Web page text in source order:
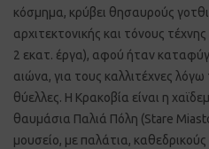
κόσμημα, κρύβει θησαυρούς
αρχιτεκτονικής και τόνους
2 εκατ. έργα), αφού ήταν
αιώνα, για τους καλλιτέχνες λόγω
θύελλες. Η Κρακοβία είναι η
θαυμάσια Παλιά Πόλη (Stare
μουσείο, με παλάτια, καθεδρικούς